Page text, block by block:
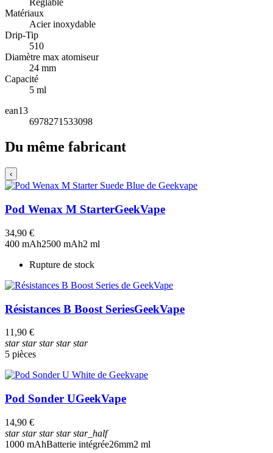
Matériaux
Acier inoxydable
Drip-Tip
510
Diamètre max atomiseur
24 mm
Capacité
5 ml
ean13
6978271533098
Du même fabricant
‹
Pod Wenax M StarterGeekVape
34,90 €
400 mAh2500 mAh2 ml
Rupture de stock
Résistances B Boost SeriesGeekVape
11,90 €
starstarstarstarstar
5 pièces
Pod Sonder UGeekVape
14,90 €
starstarstarstarstar_half
1000 mAhBatterie intégrée26mm2 ml